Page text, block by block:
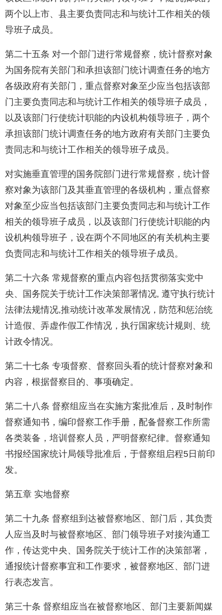
两个以上市、县主要负责同志和与统计工作相关的领
导班子成员。
第二十五条 对一个部门进行常规督察，统计督察对象
为国务院有关部门和承担该部门统计调查任务的地方
各级政府有关部门，重点督察对象至少应当包括该部
门主要负责同志和与统计工作相关的领导班子成员，
以及该部门行使统计职能的内设机构领导班子，两个
承担该部门统计调查任务的地方政府有关部门主要负
责同志和与统计工作相关的领导班子成员。
对实施垂直管理的国务院部门进行常规督察，统计督
察对象为该部门及其垂直管理的各级机构，重点督察
对象至少应当包括该部门主要负责同志和与统计工作
相关的领导班子成员，以及该部门行使统计职能的内
设机构领导班子，设在两个不同地区的有关机构主要
负责同志和与统计工作相关的领导班子成员。
第二十六条 常规督察的重点内容包括贯彻落实党中
央、国务院关于统计工作决策部署情况, 遵守执行统计
法律法规情况,推动统计改革发展情况，防范和惩治统
计造假、弄虚作假工作情况，执行国家统计规则、统
计政令情况。
第二十七条 专项督察、督察回头看的统计督察对象和
内容，根据督察目的、事项确定。
第二十八条 督察组应当在实施方案批准后，及时制作
督察通知书，编印督察工作手册，配备督察工作所需
各类装备，培训督察人员，严明督察纪律。督察通知
书报经国家统计局领导批准后，于督察组启程5日前印
发。
第五章 实地督察
第二十九条 督察组到达被督察地区、部门后，其负责
人应当及时与被督察地区、部门领导班子对接沟通工
作，传达党中央、国务院关于统计工作的决策部署，
通报统计督察事宜和工作要求，被督察地区、部门进
行表态发言。
第三十条 督察组应当在被督察地区、部门主要新闻媒